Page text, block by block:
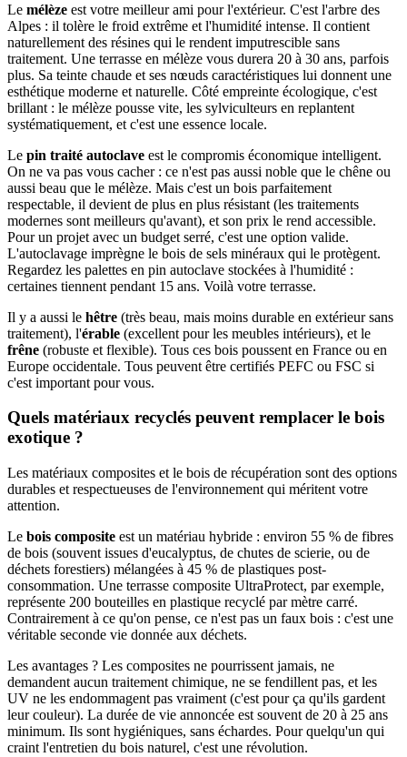
Le mélèze est votre meilleur ami pour l'extérieur. C'est l'arbre des
Alpes : il tolère le froid extrême et l'humidité intense. Il contient
naturellement des résines qui le rendent imputrescible sans
traitement. Une terrasse en mélèze vous durera 20 à 30 ans, parfois
plus. Sa teinte chaude et ses nœuds caractéristiques lui donnent une
esthétique moderne et naturelle. Côté empreinte écologique, c'est
brillant : le mélèze pousse vite, les sylviculteurs en replantent
systématiquement, et c'est une essence locale.
Le pin traité autoclave est le compromis économique intelligent.
On ne va pas vous cacher : ce n'est pas aussi noble que le chêne ou
aussi beau que le mélèze. Mais c'est un bois parfaitement
respectable, il devient de plus en plus résistant (les traitements
modernes sont meilleurs qu'avant), et son prix le rend accessible.
Pour un projet avec un budget serré, c'est une option valide.
L'autoclavage imprègne le bois de sels minéraux qui le protègent.
Regardez les palettes en pin autoclave stockées à l'humidité :
certaines tiennent pendant 15 ans. Voilà votre terrasse.
Il y a aussi le hêtre (très beau, mais moins durable en extérieur sans
traitement), l'érable (excellent pour les meubles intérieurs), et le
frêne (robuste et flexible). Tous ces bois poussent en France ou en
Europe occidentale. Tous peuvent être certifiés PEFC ou FSC si
c'est important pour vous.
Quels matériaux recyclés peuvent remplacer le bois
exotique ?
Les matériaux composites et le bois de récupération sont des options
durables et respectueuses de l'environnement qui méritent votre
attention.
Le bois composite est un matériau hybride : environ 55 % de fibres
de bois (souvent issues d'eucalyptus, de chutes de scierie, ou de
déchets forestiers) mélangées à 45 % de plastiques post-
consommation. Une terrasse composite UltraProtect, par exemple,
représente 200 bouteilles en plastique recyclé par mètre carré.
Contrairement à ce qu'on pense, ce n'est pas un faux bois : c'est une
véritable seconde vie donnée aux déchets.
Les avantages ? Les composites ne pourrissent jamais, ne
demandent aucun traitement chimique, ne se fendillent pas, et les
UV ne les endommagent pas vraiment (c'est pour ça qu'ils gardent
leur couleur). La durée de vie annoncée est souvent de 20 à 25 ans
minimum. Ils sont hygiéniques, sans échardes. Pour quelqu'un qui
craint l'entretien du bois naturel, c'est une révolution.